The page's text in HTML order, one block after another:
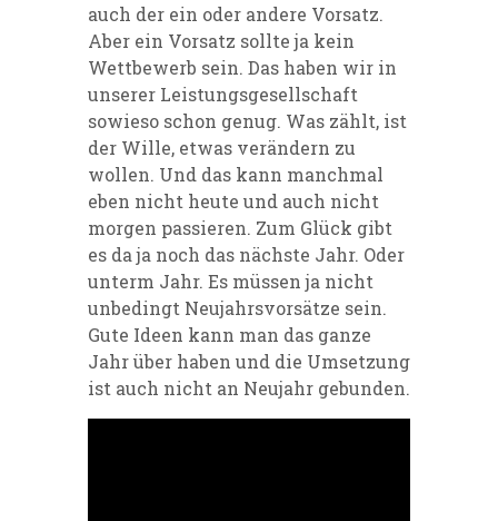
auch der ein oder andere Vorsatz.
Aber ein Vorsatz sollte ja kein
Wettbewerb sein. Das haben wir in
unserer Leistungsgesellschaft
sowieso schon genug. Was zählt, ist
der Wille, etwas verändern zu
wollen. Und das kann manchmal
eben nicht heute und auch nicht
morgen passieren. Zum Glück gibt
es da ja noch das nächste Jahr. Oder
unterm Jahr. Es müssen ja nicht
unbedingt Neujahrsvorsätze sein.
Gute Ideen kann man das ganze
Jahr über haben und die Umsetzung
ist auch nicht an Neujahr gebunden.